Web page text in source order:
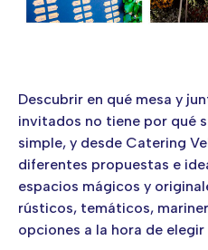
Descubrir en qué mesa y
invitados no tiene por qué
simple, y desde Catering
diferentes propuestas e
espacios mágicos y
rústicos, temáticos,
opciones a la hora de